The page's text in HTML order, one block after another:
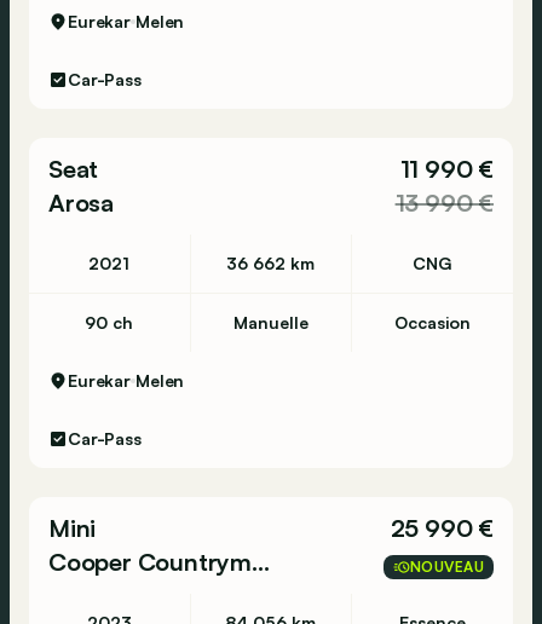
Eurekar Melen
Car-Pass
Seat
Arosa
11 990 €
13 990 €
2021 36 662 km CNG
90 ch Manuelle Occasion
Eurekar Melen
Car-Pass
Mini
Cooper Countryman
25 990 €
NOUVEAU